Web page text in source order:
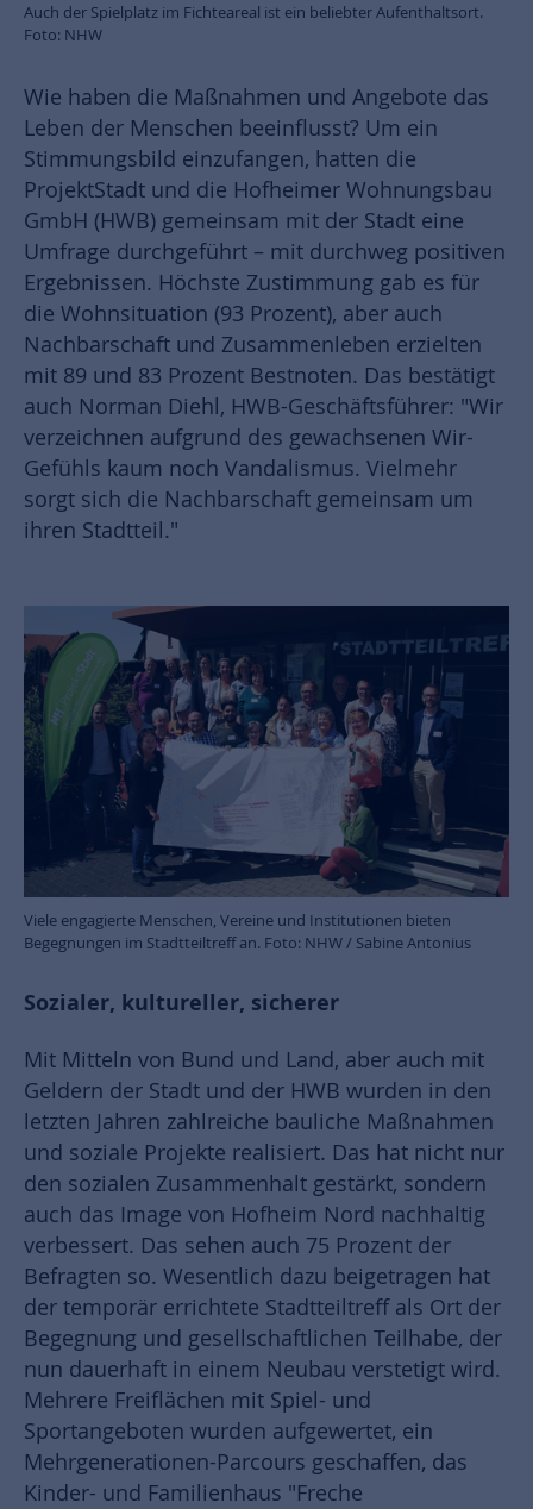
Auch der Spielplatz im Fichteareal ist ein beliebter Aufenthaltsort.
Foto: NHW
Wie haben die Maßnahmen und Angebote das
Leben der Menschen beeinflusst? Um ein
Stimmungsbild einzufangen, hatten die
ProjektStadt und die Hofheimer Wohnungsbau
GmbH (HWB) gemeinsam mit der Stadt eine
Umfrage durchgeführt – mit durchweg positiven
Ergebnissen. Höchste Zustimmung gab es für
die Wohnsituation (93 Prozent), aber auch
Nachbarschaft und Zusammenleben erzielten
mit 89 und 83 Prozent Bestnoten. Das bestätigt
auch Norman Diehl, HWB-Geschäftsführer: "Wir
verzeichnen aufgrund des gewachsenen Wir-
Gefühls kaum noch Vandalismus. Vielmehr
sorgt sich die Nachbarschaft gemeinsam um
ihren Stadtteil."
Viele engagierte Menschen, Vereine und Institutionen bieten
Begegnungen im Stadtteiltreff an. Foto: NHW / Sabine Antonius
Sozialer, kultureller, sicherer
Mit Mitteln von Bund und Land, aber auch mit
Geldern der Stadt und der HWB wurden in den
letzten Jahren zahlreiche bauliche Maßnahmen
und soziale Projekte realisiert. Das hat nicht nur
den sozialen Zusammenhalt gestärkt, sondern
auch das Image von Hofheim Nord nachhaltig
verbessert. Das sehen auch 75 Prozent der
Befragten so. Wesentlich dazu beigetragen hat
der temporär errichtete Stadtteiltreff als Ort der
Begegnung und gesellschaftlichen Teilhabe, der
nun dauerhaft in einem Neubau verstetigt wird.
Mehrere Freiflächen mit Spiel- und
Sportangeboten wurden aufgewertet, ein
Mehrgenerationen-Parcours geschaffen, das
Kinder- und Familienhaus "Freche